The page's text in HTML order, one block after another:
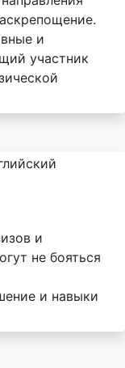
и
участник
и
не бояться
и навыки